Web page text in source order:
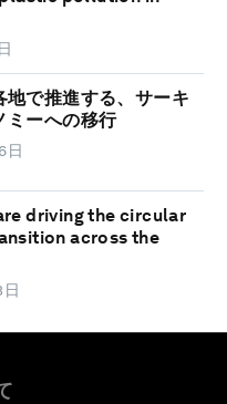
地で推進する、サーキ
ミーへの移行
日
driving the circular
across the